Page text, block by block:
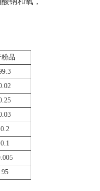
粉品
0.2
0.1
95